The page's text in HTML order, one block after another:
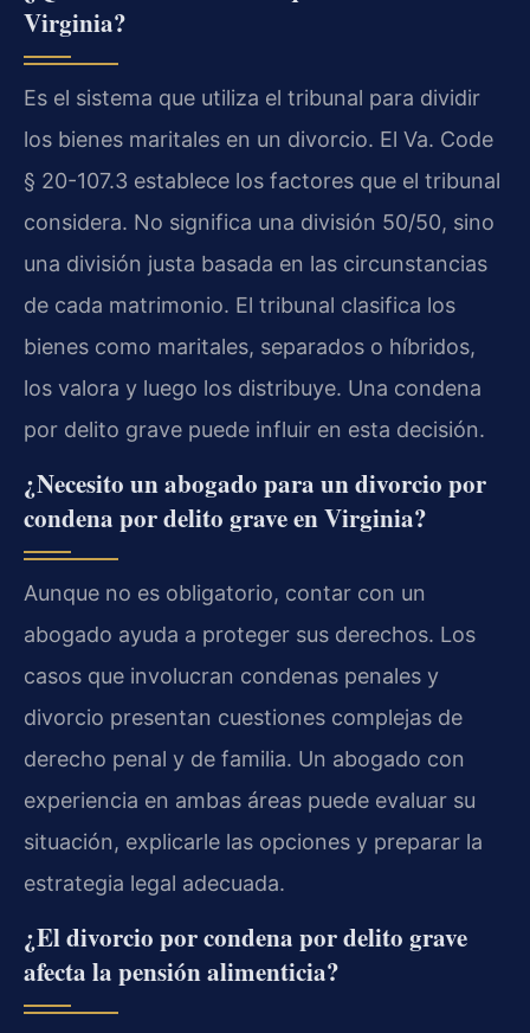
Virginia?
Es el sistema que utiliza el tribunal para dividir
los bienes maritales en un divorcio. El Va. Code
§ 20-107.3 establece los factores que el tribunal
considera. No significa una división 50/50, sino
una división justa basada en las circunstancias
de cada matrimonio. El tribunal clasifica los
bienes como maritales, separados o híbridos,
los valora y luego los distribuye. Una condena
por delito grave puede influir en esta decisión.
¿Necesito un abogado para un divorcio por
condena por delito grave en Virginia?
Aunque no es obligatorio, contar con un
abogado ayuda a proteger sus derechos. Los
casos que involucran condenas penales y
divorcio presentan cuestiones complejas de
derecho penal y de familia. Un abogado con
experiencia en ambas áreas puede evaluar su
situación, explicarle las opciones y preparar la
estrategia legal adecuada.
¿El divorcio por condena por delito grave
afecta la pensión alimenticia?